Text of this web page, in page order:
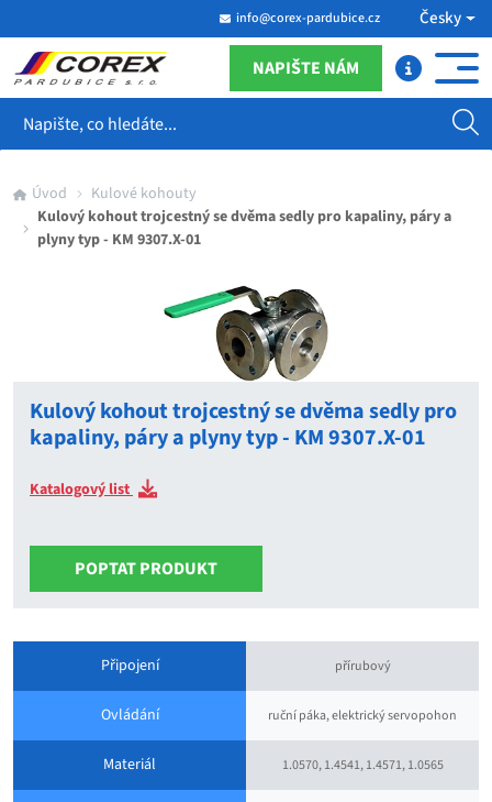
info@corex-pardubice.cz Česky
NAPIŠTE NÁM
Úvod
Kulové kohouty
Kulový kohout trojcestný se dvěma sedly pro kapaliny, páry a
plyny typ - KM 9307.X-01
Kulový kohout trojcestný se dvěma sedly pro
kapaliny, páry a plyny typ - KM 9307.X-01
Katalogový list
POPTAT PRODUKT
Připojení přírubový
Ovládání ruční páka, elektrický servopohon
Materiál 1.0570, 1.4541, 1.4571, 1.0565